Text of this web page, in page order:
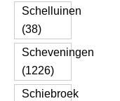
Schelluinen
(38)
Scheveningen
(1226)
Schiebroek